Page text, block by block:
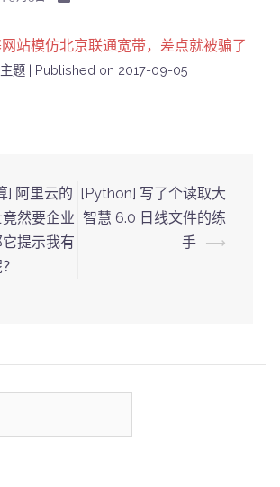
站模仿北京联通宽带，差点就被骗了
题 Published on 2017-09-05
] 阿里云的
然要企业
提示我有
[Python] 写了个读取大
智慧 6.0 日线文件的练
手 ⟶